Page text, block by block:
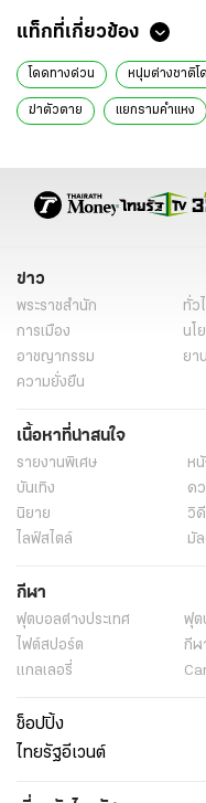
แท็กที่เกี่ยวข้อง
โดดทางด่วน หนุ่มต่างชาติโ
ฆ่าตัวตาย แยกรามคำแหง
ข่าว
พระราชสำนัก ทั่ว
การเมือง
นโ
อาชญากรรม
ยา
ความยั่งยืน
เนื้อหาที่น่าสนใจ
รายงานพิเศษ ห
บันเทิง
ด
นิยาย
วิ
ไลฟ์สไตล์
มั
กีฬา
ฟุตบอลต่่างประเทศ ฟุต
ไฟต์สปอร์ต
กีฬ
แกลเลอรี่
ช็อปปิ้ง
ไทยรัฐอีเวนต์